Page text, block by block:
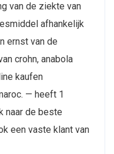
van de ziekte van
afhankelijk
ernst van de
crohn, anabola
kaufen
— heeft 1
naar de beste
een vaste klant van